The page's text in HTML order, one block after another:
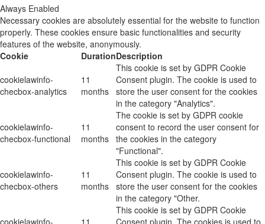
Always Enabled
Necessary cookies are absolutely essential for the website to function
properly. These cookies ensure basic functionalities and security
features of the website, anonymously.
Cookie
DurationDescription
cookielawinfo-
checbox-analytics
11
months
This cookie is set by GDPR Cookie
Consent plugin. The cookie is used to
store the user consent for the cookies
in the category "Analytics".
cookielawinfo-
checbox-functional
11
months
The cookie is set by GDPR cookie
consent to record the user consent for
the cookies in the category
"Functional".
cookielawinfo-
checbox-others
11
months
This cookie is set by GDPR Cookie
Consent plugin. The cookie is used to
store the user consent for the cookies
in the category "Other.
cookielawinfo-
11
This cookie is set by GDPR Cookie
Consent plugin. The cookies is used to